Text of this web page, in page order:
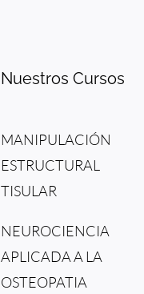
Nuestros Cursos
MANIPULACIÓN
ESTRUCTURAL
TISULAR
NEUROCIENCIA
APLICADA A LA
OSTEOPATIA